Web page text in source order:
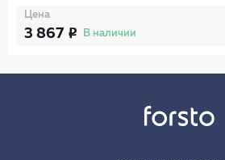
Цена
3 867 В наличии